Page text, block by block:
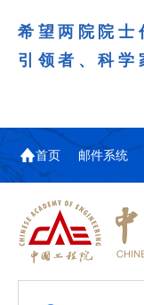
希望两院院士
引领者、科
首页 邮件系统